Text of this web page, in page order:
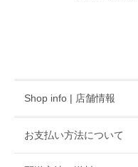
Shop info | 店舗情報
お支払い方法について